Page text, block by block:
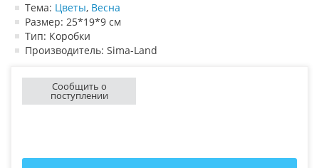
Тема: Цветы, Весна
Размер: 25*19*9 см
Тип: Коробки
Производитель: Sima-Land
Сообщить о
поступлении